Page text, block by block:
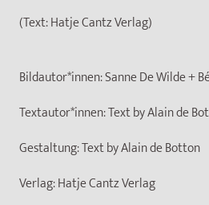
(Text: Hatje Cantz Verlag)
Bildautor*innen:Sanne De Wilde +
Textautor*innen:Text by Alain de
Gestaltung:Text by Alain de Botton
Verlag:Hatje Cantz Verlag